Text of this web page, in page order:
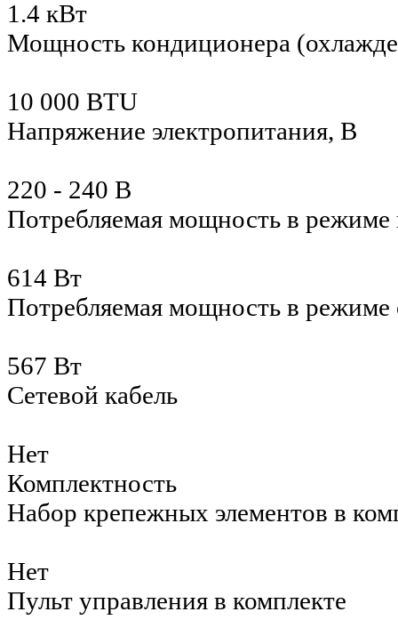
1.4 кВт
Мощность кондиционера
10 000 BTU
Напряжение электропитания, В
220 - 240 В
Потребляемая мощность в режиме
614 Вт
Потребляемая мощность в режиме
567 Вт
Сетевой кабель
Нет
Комплектность
Набор крепежных элементов в
Нет
Пульт управления в комплекте